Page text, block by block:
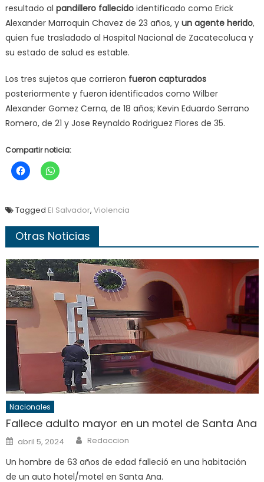
resultado al pandillero fallecidoidentificado como Erick
Alexander Marroquin Chavez de 23 años, y un agente herido,
quien fue trasladado al Hospital Nacional de Zacatecoluca y
su estado de salud es estable.
Los tres sujetos que corrieron fueron capturados
posteriormente y fueron identificados como Wilber
Alexander Gomez Cerna, de 18 años; Kevin Eduardo Serrano
Romero, de 21 y Jose Reynaldo Rodriguez Flores de 35.
Compartir noticia:
Tagged El Salvador, Violencia
Otras Noticias
Nacionales
Fallece adulto mayor en un motel de Santa Ana
Posted
on
abril 5, 2024 Author
Redaccion
Un hombre de 63 años de edad falleció en una habitación
de un auto hotel/motel en Santa Ana.